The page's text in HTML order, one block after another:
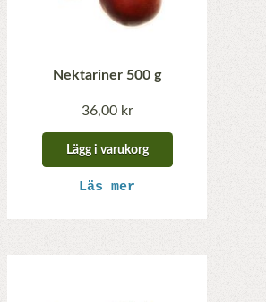
Nektariner 500 g
36,00 kr
Lägg i varukorg
Läs mer